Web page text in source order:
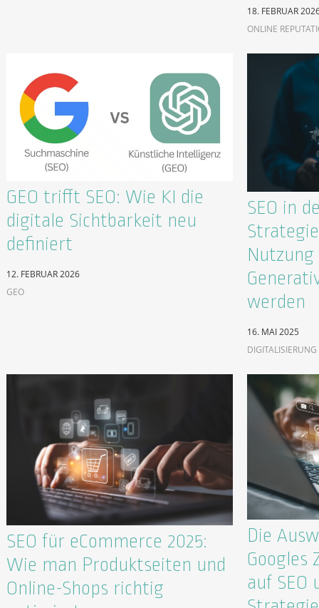
18. FEBRUAR
ONLINE
GEO trifft SEO: Wie KI die
digitale Sichtbarkeit neu
definiert
12. FEBRUAR 2026
GEO
SEO in
Nutzung
werden
16. MAI 2025
DIGITALISIERUNG
SEO für eCommerce 2025:
Wie man Produktseiten und
Online-Shops richtig
Die
Googles
auf SEO